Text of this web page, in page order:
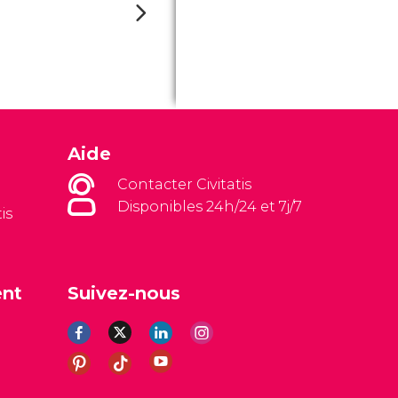
Aide
Contacter Civitatis
Disponibles 24h/24 et 7j/7
Suivez-nous